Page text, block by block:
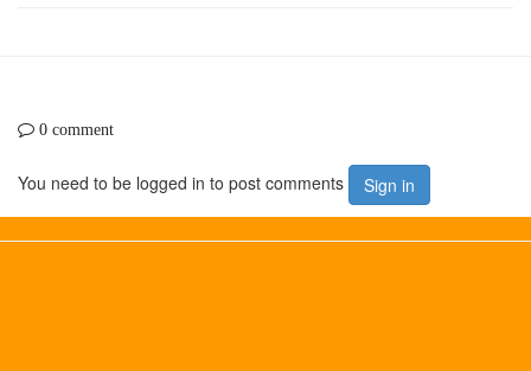
0 comment
You need to be logged in to post comments Sign in